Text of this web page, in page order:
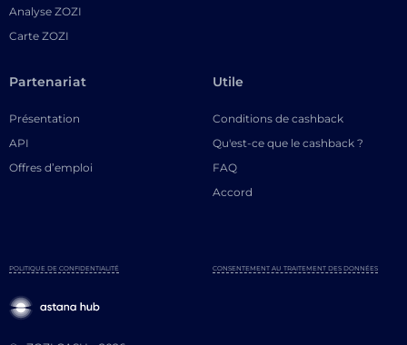
Analyse ZOZI
Carte ZOZI
Partenariat
Présentation
API
Offres d’emploi
Utile
Conditions de cashback
Qu'est-ce que le cashback ?
FAQ
Accord
POLITIQUE DE CONFIDENTIALITÉ CONSENTEMENT AU TRAITEMENT DES DONNÉES